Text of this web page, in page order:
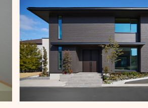
住まいと暮らしのコラム
住宅展示場出展に関するご案内